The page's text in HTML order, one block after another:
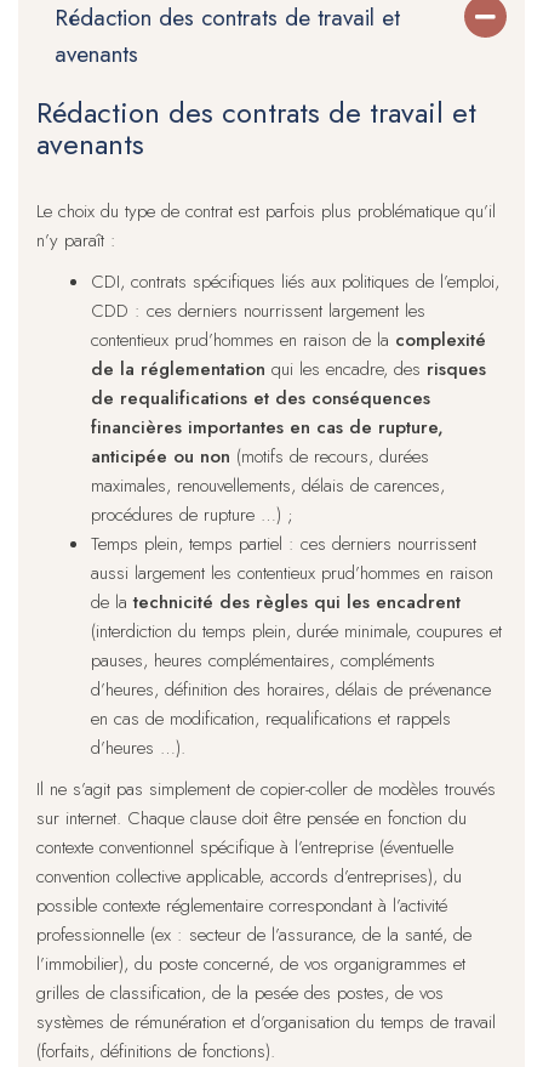
Rédaction des contrats de travail et
avenants
Rédaction des contrats de travail et
avenants
Le choix du type de contrat est parfois plus problématique qu’il
n’y paraît :
CDI, contrats spécifiques liés aux politiques de l’emploi,
CDD : ces derniers nourrissent largement les
contentieux prud’hommes en raison de la complexité
de la réglementation qui les encadre, des risques
de requalifications et des conséquences
financières importantes en cas de rupture,
anticipée ou non (motifs de recours, durées
maximales, renouvellements, délais de carences,
procédures de rupture …) ;
Temps plein, temps partiel : ces derniers nourrissent
aussi largement les contentieux prud’hommes en raison
de latechnicité des règles qui les encadrent
(interdiction du temps plein, durée minimale, coupures et
pauses, heures complémentaires, compléments
d’heures, définition des horaires, délais de prévenance
en cas de modification, requalifications et rappels
d’heures …).
Il ne s’agit pas simplement de copier-coller de modèles trouvés
sur internet. Chaque clause doit être pensée en fonction du
contexte conventionnel spécifique à l’entreprise (éventuelle
convention collective applicable, accords d’entreprises), du
possible contexte réglementaire correspondant à l’activité
professionnelle (ex : secteur de l’assurance, de la santé, de
l’immobilier), du poste concerné, de vos organigrammes et
grilles de classification, de la pesée des postes, de vos
systèmes de rémunération et d’organisation du temps de travail
(forfaits, définitions de fonctions).